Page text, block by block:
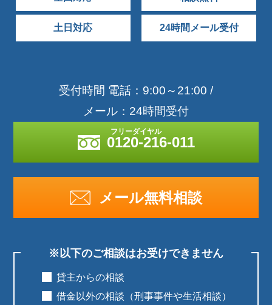
土日対応 24時間メール受付
受付時間 電話：9:00～21:00 /
メール：24時間受付
0120-216-011
メール無料相談
※以下のご相談はお受けできません
貸主からの相談
借金以外の相談（刑事事件や生活相談）